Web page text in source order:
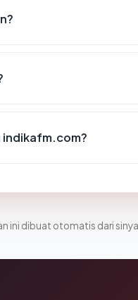
indikafm.com?
ini dibuat otomatis dari